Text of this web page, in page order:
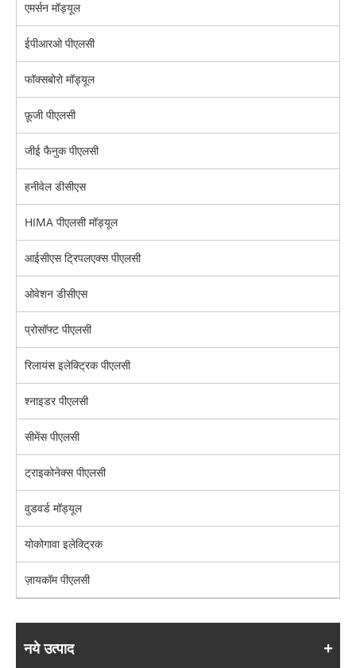
एमर्सन मॉड्यूल
ईपीआरओ पीएलसी
फॉक्सबोरो मॉड्यूल
फ़ूजी पीएलसी
जीई फैनुक पीएलसी
हनीवेल डीसीएस
HIMA पीएलसी मॉड्यूल
आईसीएस ट्रिपलएक्स पीएलसी
ओवेशन डीसीएस
प्रोसॉफ्ट पीएलसी
रिलायंस इलेक्ट्रिक पीएलसी
श्नाइडर पीएलसी
सीमेंस पीएलसी
ट्राइकोनेक्स पीएलसी
वुडवर्ड मॉड्यूल
योकोगावा इलेक्ट्रिक
ज़ायकॉम पीएलसी
नये उत्पाद